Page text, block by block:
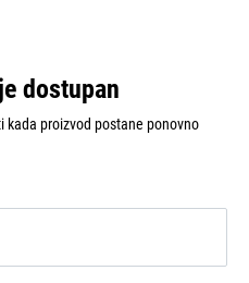
dostupan
proizvod postane ponovno